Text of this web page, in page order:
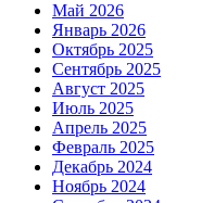
Май 2026
Январь 2026
Октябрь 2025
Сентябрь 2025
Август 2025
Июль 2025
Апрель 2025
Февраль 2025
Декабрь 2024
Ноябрь 2024